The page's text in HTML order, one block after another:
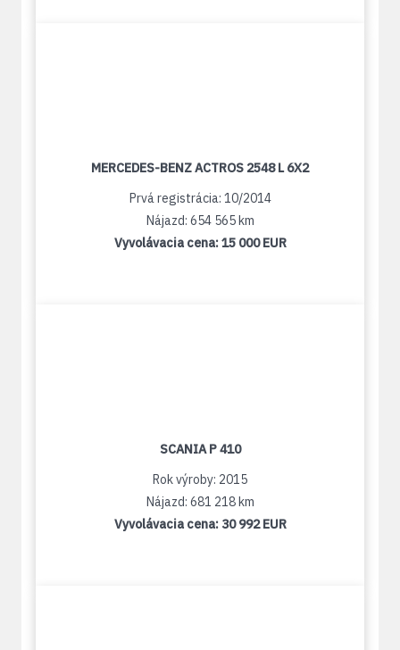
MERCEDES-BENZ ACTROS 2548 L 6X2
Prvá registrácia: 10/2014
Nájazd: 654 565 km
Vyvolávacia cena:15 000 EUR
SCANIA P 410
Rok výroby: 2015
Nájazd: 681 218 km
Vyvolávacia cena: 30 992 EUR